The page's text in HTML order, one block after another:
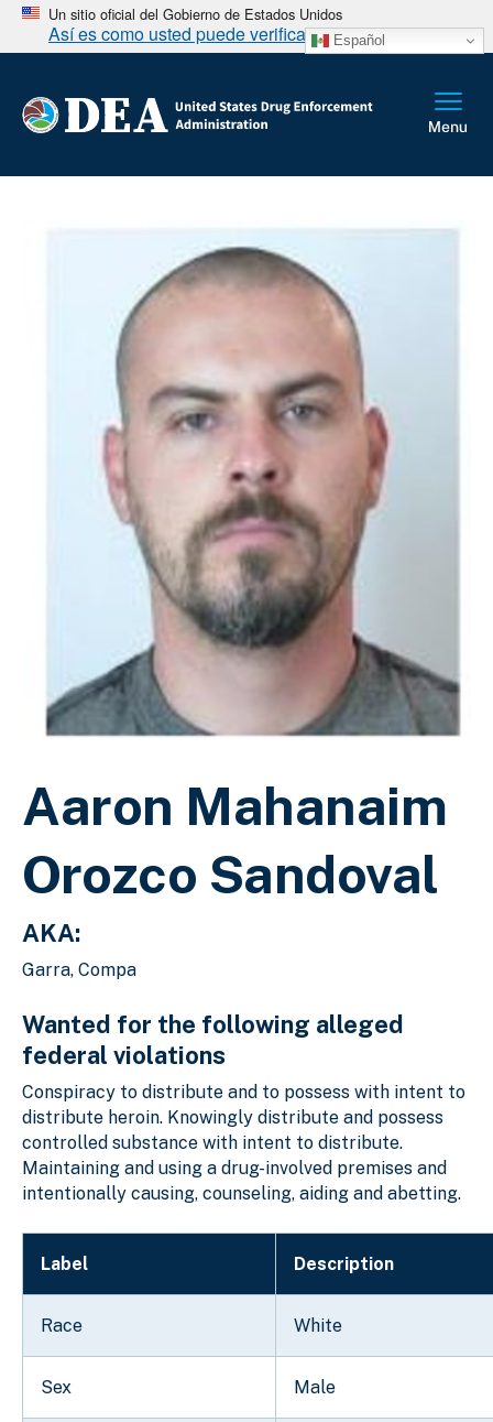
Un sitio oficial del Gobierno de Estados Unidos
Así es como usted puede verificarlo Español
Aaron Mahanaim
Orozco Sandoval
AKA:
Garra, Compa
Wanted for the following alleged
federal violations
Conspiracy to distribute and to possess with intent to
distribute heroin. Knowingly distribute and possess
controlled substance with intent to distribute.
Maintaining and using a drug-involved premises and
intentionally causing, counseling, aiding and abetting.
Label Description
Race White
Sex Male